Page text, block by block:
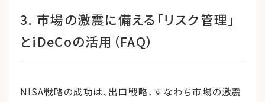
3. 市場の激震に備える「リスク管理」
とiDeCoの活用（FAQ）
NISA戦略の成功は、出口戦略、すなわち市場の激震